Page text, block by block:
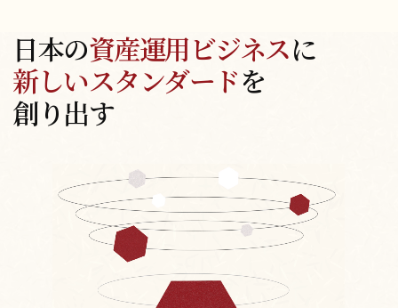
日本の資産運用ビジネスに
新しいスタンダードを
創り出す